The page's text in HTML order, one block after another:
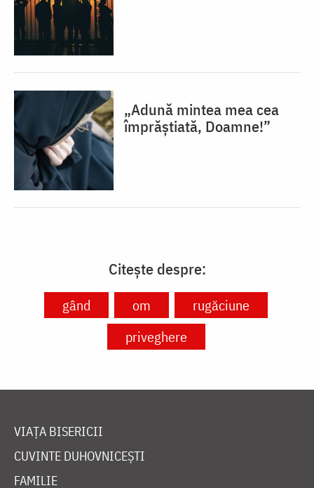
„Adună mintea mea cea
împrăștiată, Doamne!”
Citește despre:
gând om
rugăciune
priveghere
VIAȚA BISERICII
CUVINTE DUHOVNICEȘTI
FAMILIE